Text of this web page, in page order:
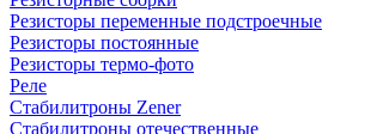
Резисторы переменные подстроечные
Резисторы постоянные
Резисторы термо-фото
Реле
Стабилитроны Zener
Стабилитроны отечественные